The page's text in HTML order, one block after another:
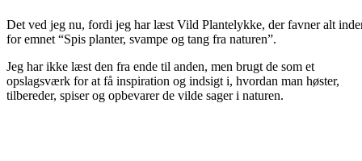
Det ved jeg nu, fordi jeg har læst Vild Plantelykke, der favner alt
for emnet “Spis planter, svampe og tang fra naturen”.
Jeg har ikke læst den fra ende til anden, men brugt de som et
opslagsværk for at få inspiration og indsigt i, hvordan man høster,
tilbereder, spiser og opbevarer de vilde sager i naturen.